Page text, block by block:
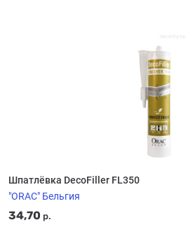
Шпатлёвка DecoFiller FL350
"ORAC" Бельгия
34,70 р.